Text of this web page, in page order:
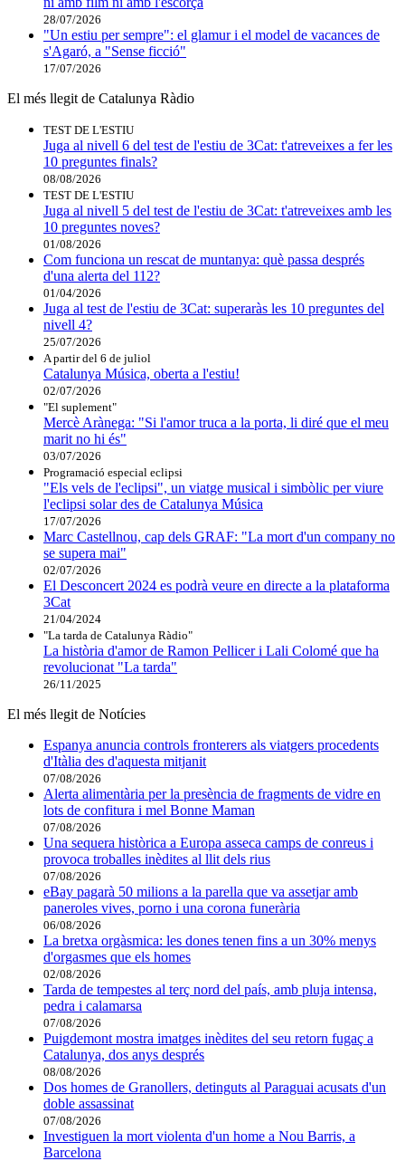
28/07/2026
"Un estiu per sempre": el glamur i el model de vacances de
s'Agaró, a "Sense ficció"
17/07/2026
El més llegit de Catalunya Ràdio
TEST DE L'ESTIU
Juga al nivell 6 del test de l'estiu de 3Cat: t'atreveixes a fer les
10 preguntes finals?
08/08/2026
TEST DE L'ESTIU
Juga al nivell 5 del test de l'estiu de 3Cat: t'atreveixes amb les
10 preguntes noves?
01/08/2026
Com funciona un rescat de muntanya: què passa després
d'una alerta del 112?
01/04/2026
Juga al test de l'estiu de 3Cat: superaràs les 10 preguntes del
nivell 4?
25/07/2026
A partir del 6 de juliol
Catalunya Música, oberta a l'estiu!
02/07/2026
"El suplement"
Mercè Arànega: "Si l'amor truca a la porta, li diré que el meu
marit no hi és"
03/07/2026
Programació especial eclipsi
"Els vels de l'eclipsi", un viatge musical i simbòlic per viure
l'eclipsi solar des de Catalunya Música
17/07/2026
Marc Castellnou, cap dels GRAF: "La mort d'un company no
se supera mai"
02/07/2026
El Desconcert 2024 es podrà veure en directe a la plataforma
3Cat
21/04/2024
"La tarda de Catalunya Ràdio"
La història d'amor de Ramon Pellicer i Lali Colomé que ha
revolucionat "La tarda"
26/11/2025
El més llegit de Notícies
Espanya anuncia controls fronterers als viatgers procedents
d'Itàlia des d'aquesta mitjanit
07/08/2026
Alerta alimentària per la presència de fragments de vidre en
lots de confitura i mel Bonne Maman
07/08/2026
Una sequera històrica a Europa asseca camps de conreus i
provoca troballes inèdites al llit dels rius
07/08/2026
eBay pagarà 50 milions a la parella que va assetjar amb
paneroles vives, porno i una corona funerària
06/08/2026
La bretxa orgàsmica: les dones tenen fins a un 30% menys
d'orgasmes que els homes
02/08/2026
Tarda de tempestes al terç nord del país, amb pluja intensa,
pedra i calamarsa
07/08/2026
Puigdemont mostra imatges inèdites del seu retorn fugaç a
Catalunya, dos anys després
08/08/2026
Dos homes de Granollers, detinguts al Paraguai acusats d'un
doble assassinat
07/08/2026
Investiguen la mort violenta d'un home a Nou Barris, a
Barcelona